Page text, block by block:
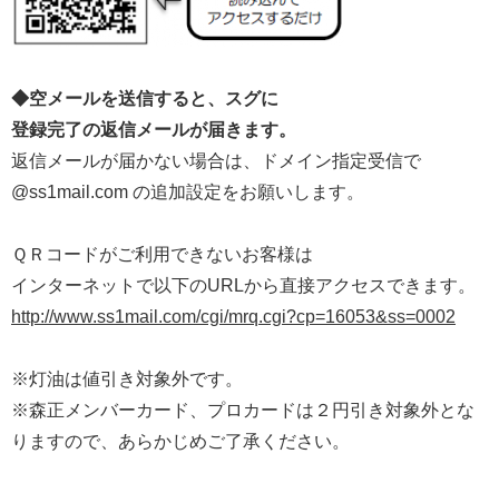
◆空メールを送信すると、スグに
登録完了の返信メールが届きます。
返信メールが届かない場合は、ドメイン指定受信で
@ss1mail.com の追加設定をお願いします。
ＱＲコードがご利用できないお客様は
インターネットで以下のURLから直接アクセスできます。
http://www.ss1mail.com/cgi/mrq.cgi?cp=16053&ss=0002
※灯油は値引き対象外です。
※森正メンバーカード、プロカードは２円引き対象外とな
りますので、あらかじめご了承ください。